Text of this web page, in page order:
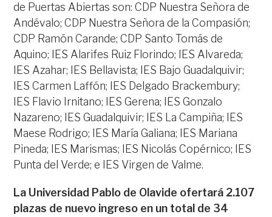
de Puertas Abiertas son: CDP Nuestra Señora de
Andévalo; CDP Nuestra Señora de la Compasión;
CDP Ramón Carande; CDP Santo Tomás de
Aquino; IES Alarifes Ruiz Florindo; IES Alvareda;
IES Azahar; IES Bellavista; IES Bajo Guadalquivir;
IES Carmen Laffón; IES Delgado Brackembury;
IES Flavio Irnitano; IES Gerena; IES Gonzalo
Nazareno; IES Guadalquivir; IES La Campiña; IES
Maese Rodrigo; IES María Galiana; IES Mariana
Pineda; IES Marismas; IES Nicolás Copérnico; IES
Punta del Verde; e IES Virgen de Valme.
La Universidad Pablo de Olavide ofertará 2.107
plazas de nuevo ingreso en un total de 34